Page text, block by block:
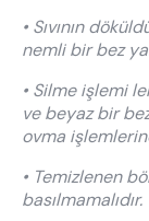
• Sıvının
nemli bir bez
• Silme işlemi
ve beyaz bir
ovma
• Temizlenen
basılmamalıdır.